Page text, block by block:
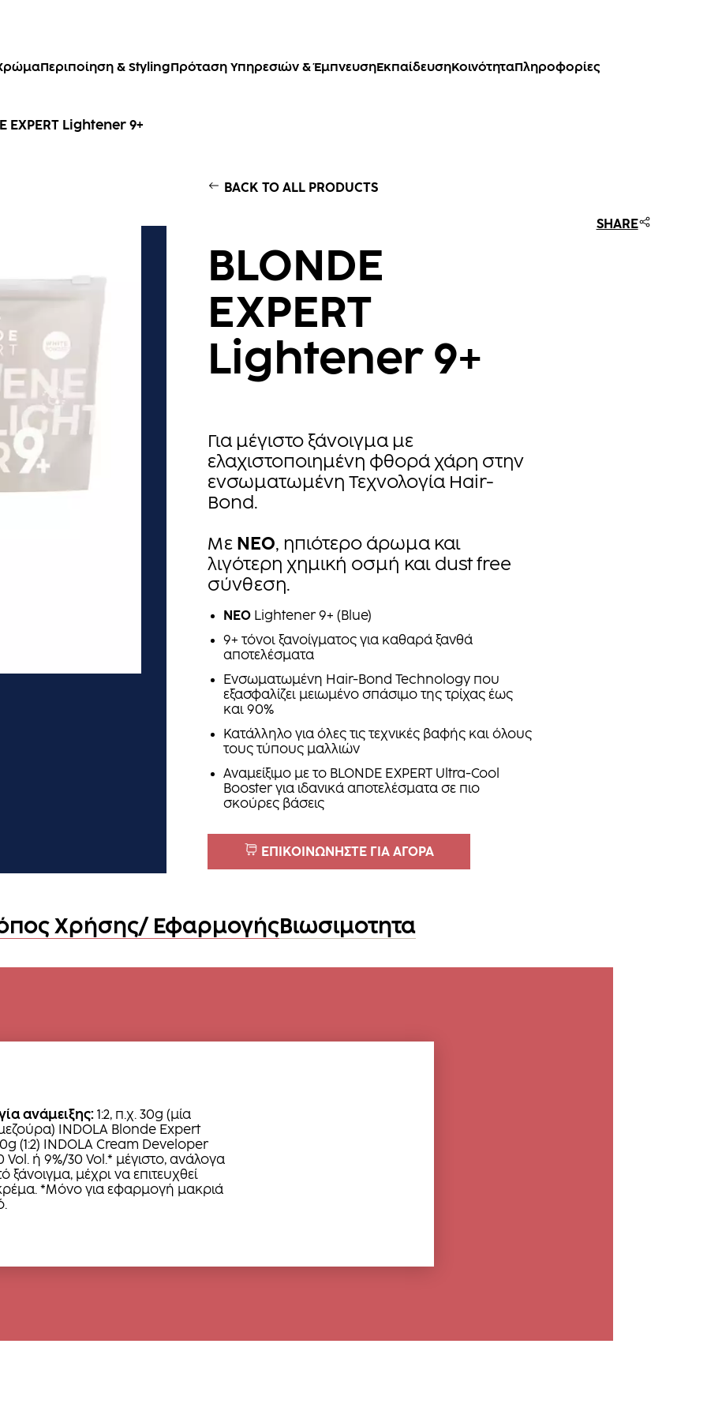
Περιποίηση & StylingΠρόταση Υπηρεσιών & ΈμπνευσηΕκπαίδευσηΚοινότηταΠληροφορίες
EXPERT Lightener 9+
BACK TO ALL PRODUCTS
BLONDE
EXPERT
Lightener 9+
SHARE
Για μέγιστο ξάνοιγμα με
ελαχιστοποιημένη φθορά χάρη στην
ενσωματωμένη Τεχνολογία Hair-
Bond.
Με ΝΕΟ, ηπιότερο άρωμα και
λιγότερη χημική οσμή και dust free
σύνθεση.
ΝΕΟ Lightener 9+ (Blue)
9+ τόνοι ξανοίγματος για καθαρά ξανθά
αποτελέσματα
Ενσωματωμένη Hair-Bond Technology που
εξασφαλίζει μειωμένο σπάσιμο της τρίχας έως
και 90%
Κατάλληλο για όλες τις τεχνικές βαφής και όλους
τους τύπους μαλλιών
Αναμείξιμο με το BLONDE EXPERT Ultra-Cool
Booster για ιδανικά αποτελέσματα σε πιο
σκούρες βάσεις
ΕΠΙΚΟΙΝΩΝΗΣΤΕ ΓΙΑ ΑΓΟΡΑ
Χρήσης/ ΕφαρμογήςΒιωσιμοτητα
ανάμειξης: 1:2, π.χ. 30g (μία
INDOLA Blonde Expert
(1:2) INDOLA Cream Developer
Vol. ή 9%/30 Vol.* μέγιστο, ανάλογα
ξάνοιγμα, μέχρι να επιτευχθεί
*Μόνο για εφαρμογή μακριά